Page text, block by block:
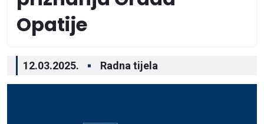
Opatije
12.03.2025. Radna tijela